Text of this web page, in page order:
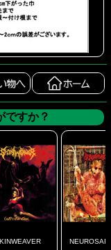
ですか？